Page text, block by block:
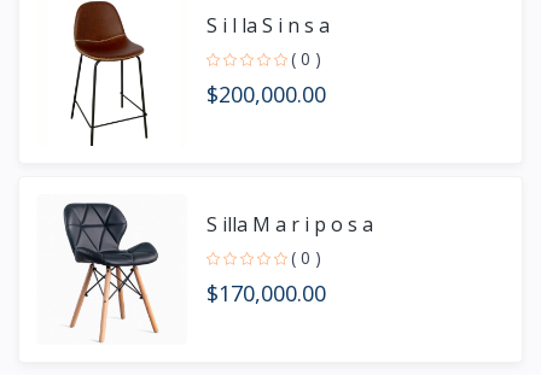
S i l la S i n s a
( 0 )
$200,000.00
S illa M a r i p o s a
( 0 )
$170,000.00